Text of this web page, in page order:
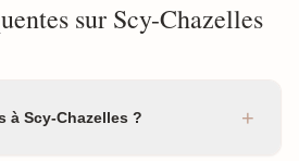
sur Scy-Chazelles
à Scy-Chazelles ? +